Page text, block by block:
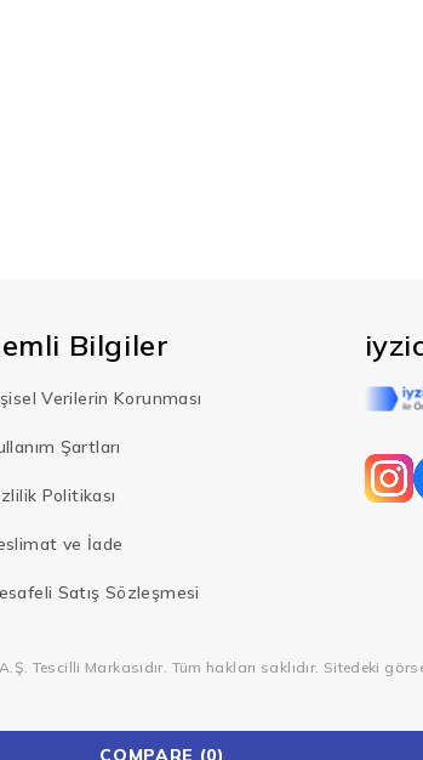
Bilgiler
Verilerin Korunması
Şartları
Politikası
ve İade
Satış Sözleşmesi
Tescilli Markasıdır. Tüm hakları saklıdır. Sitedeki
COMPARE (0)